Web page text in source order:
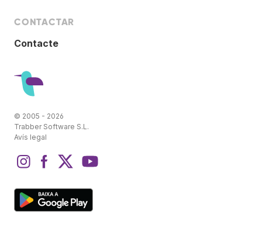
CONTACTAR
Contacte
© 2005 - 2026
Trabber Software S.L.
Avís legal